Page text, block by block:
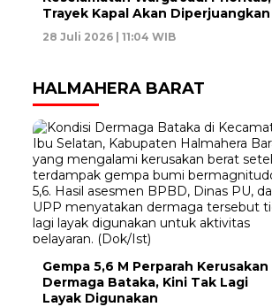
Trayek Kapal Akan Diperjuangkan
28 Juli 2026 | 11:04 WIB
HALMAHERA BARAT
Gempa 5,6 M Perparah Kerusakan
Dermaga Bataka, Kini Tak Lagi
Layak Digunakan